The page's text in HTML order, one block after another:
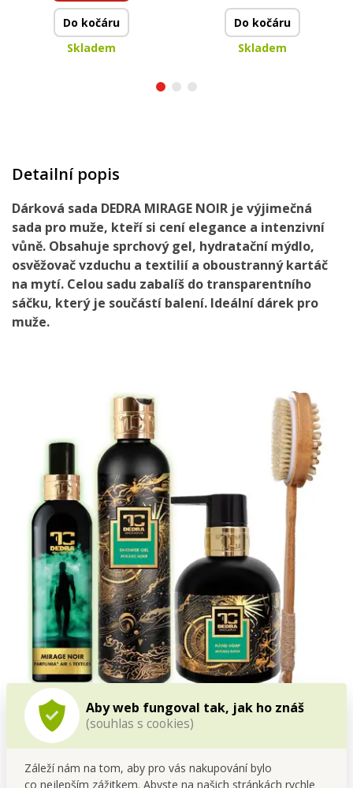
Aby web fungoval tak, jak ho znáš
(souhlas s cookies)
Záleží nám na tom, aby pro vás nakupování bylo
co nejlepším zážitkem. Abyste na našich stránkách rychle
Do kočáru
Skladem
Do kočáru
Skladem
Detailní popis
Dárková sada DEDRA MIRAGE NOIR je výjimečná
sada pro muže, kteří si cení elegance a intenzivní
vůně. Obsahuje sprchový gel, hydratační mýdlo,
osvěžovač vzduchu a textilií a oboustranný kartáč
na mytí. Celou sadu zabalíš do transparentního
sáčku, který je součástí balení. Ideální dárek pro
muže.
Dárková sadaMIRAGE NOIR obsahuje
1xosvěžovač vzduchu & textiliíPARFUMIA®, MIRAGE
NOIR, 200 ml